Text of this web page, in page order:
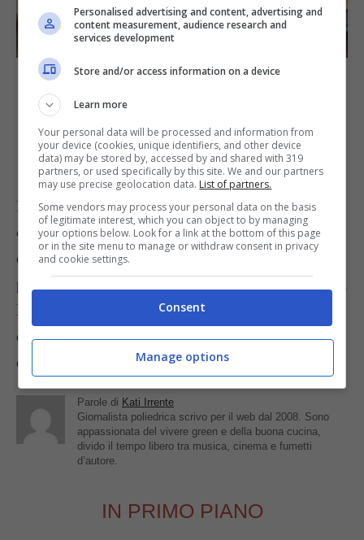
Foto Envato | katrinshine
Carbonara
Arrabbiata
Gricia
La pasta alla checca fa parte della tradizione
culinaria romana che ci regala tanti piatti ricchi
di gusto e sapori straordinari. Se i primi a base di
pasta sono la vostra passione, allora non perdetevi
le ricette dei
primi piatti tipici
diventati un vero e proprio simbolo della cucina
del Lazio nel mondo!
Parole di Kati Irrente
Giornalista poliedrica scrivo per il web dal 2008. Sono
appassionata del vivere green e della buona cucina,
divido il tempo libero tra musica, cinema e fumetti
d’autore.
IN PRIMO PIANO
Personalised advertising and content, advertising and
content measurement, audience research and
services development
Store and/or access information on a device
Learn more
Your personal data will be processed and information from
your device (cookies, unique identifiers, and other device
data) may be stored by, accessed by and shared with 319
partners, or used specifically by this site. We and our partners
may use precise geolocation data. List of partners.
Some vendors may process your personal data on the basis
of legitimate interest, which you can object to by managing
your options below. Look for a link at the bottom of this page
or in the site menu to manage or withdraw consent in privacy
and cookie settings.
Consent
Manage options